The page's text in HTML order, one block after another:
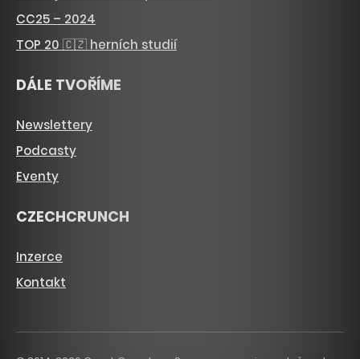
CC25 – 2024
TOP 20 🇨🇿 herních studií
DÁLE TVOŘÍME
Newslettery
Podcasty
Eventy
CZECHCRUNCH
Inzerce
Kontakt